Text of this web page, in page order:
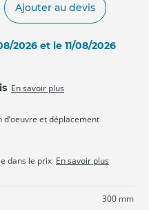
Ajouter au devis
2026 et le 11/08/2026
En savoir plus
d’oeuvre et déplacement
dans le prix En savoir plus
300 mm